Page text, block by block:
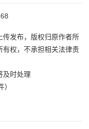
发布，版权归原作者所
权，不承担相关法律责
及时处理